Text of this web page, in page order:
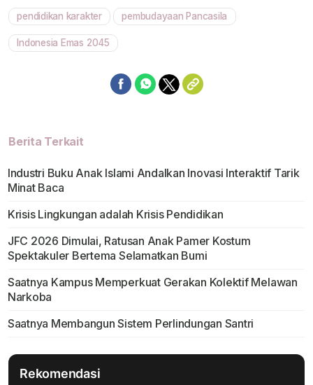
pendidikan karakter pembudayaan Pancasila
Indonesia Emas 2045
Berita Terkait
Industri Buku Anak Islami Andalkan Inovasi Interaktif Tarik
Minat Baca
Krisis Lingkungan adalah Krisis Pendidikan
JFC 2026 Dimulai, Ratusan Anak Pamer Kostum
Spektakuler Bertema Selamatkan Bumi
Saatnya Kampus Memperkuat Gerakan Kolektif Melawan
Narkoba
Saatnya Membangun Sistem Perlindungan Santri
Rekomendasi